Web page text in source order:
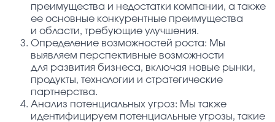
преимущества и недостатки компании, а также
ее основные конкурентные преимущества
и области, требующие улучшения.
Определение возможностей роста: Мы
выявляем перспективные возможности
для развития бизнеса, включая новые рынки,
продукты, технологии и стратегические
партнерства.
Анализ потенциальных угроз: Мы также
идентифицируем потенциальные угрозы, такие